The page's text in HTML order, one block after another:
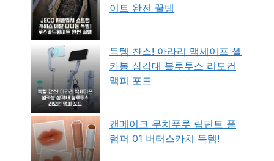
이트 완전 꿀템
득템 찬스! 아라리 맥세이프 셀
카봉 삼각대 블루투스 리모컨
맥피 포드
캔메이크 무치푸루 립틴트 플
럼퍼 01 버터스카치 득템!